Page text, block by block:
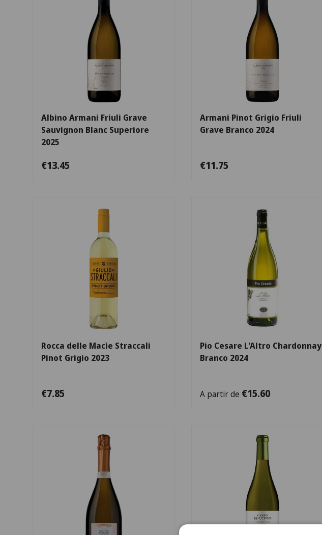
Albino Armani Friuli Grave
Sauvignon Blanc Superiore
2025
€13.45
Armani Pinot Grigio Friuli
Grave Branco 2024
€11.75
Rocca delle Macìe Straccali
Pinot Grigio 2023
€7.85
Pio Cesare L'Altro Chardonnay
Branco 2024
A partir de €15.60